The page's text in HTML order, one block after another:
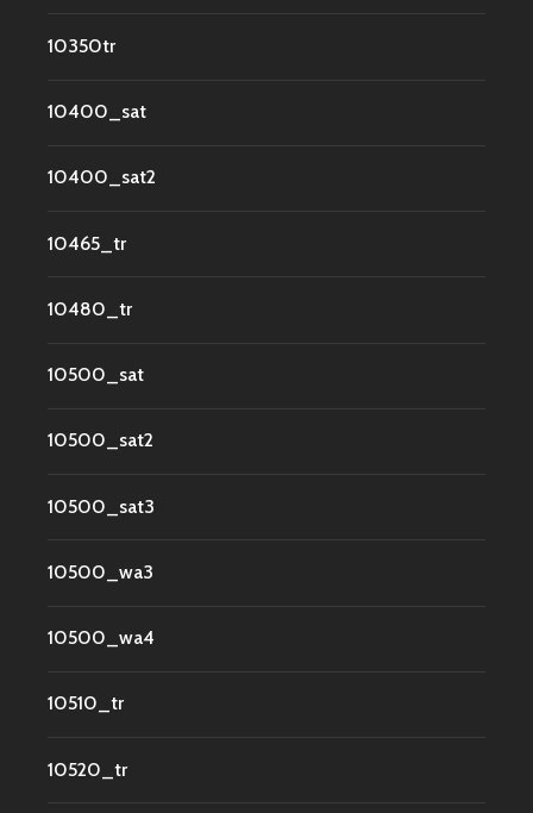
10350tr
10400_sat
10400_sat2
10465_tr
10480_tr
10500_sat
10500_sat2
10500_sat3
10500_wa3
10500_wa4
10510_tr
10520_tr